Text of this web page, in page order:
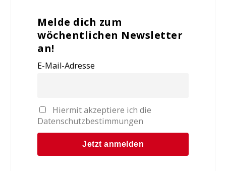
Melde dich zum
wöchentlichen Newsletter
an!
E-Mail-Adresse
Hiermit akzeptiere ich die
Datenschutzbestimmungen